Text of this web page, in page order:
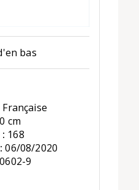
bas
Française
cm
168
06/08/2020
9